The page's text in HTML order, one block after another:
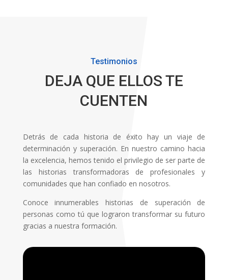
Testimonios
DEJA QUE ELLOS TE
CUENTEN
Detrás de cada historia de éxito hay un viaje de
determinación y superación. En nuestro camino hacia
la excelencia, hemos tenido el privilegio de ser parte de
las historias transformadoras de profesionales y
comunidades que han confiado en nosotros.
Conoce innumerables historias de superación de
personas como tú que lograron transformar su futuro
gracias a nuestra formación.